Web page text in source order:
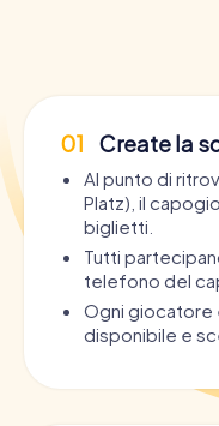
01 Create la
Al punto di
Platz), il
biglietti.
Tutti
telefono del
Ogni giocatore
disponibile e